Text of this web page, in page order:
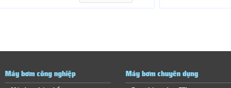
Máy bơm công nghiệp Máy bơm chuyên dụng